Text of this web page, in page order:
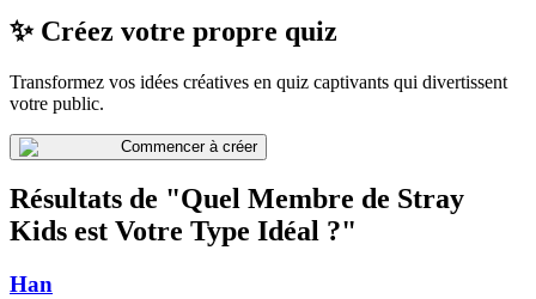
✨ Créez votre propre quiz
Transformez vos idées créatives en quiz captivants qui divertissent
votre public.
Commencer à créer
Résultats de "Quel Membre de Stray
Kids est Votre Type Idéal ?"
Han